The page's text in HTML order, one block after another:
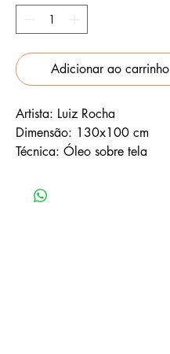
Adicionar ao carrinho
Artista: Luiz Rocha
Dimensão: 130x100 cm
Técnica: Óleo sobre tela